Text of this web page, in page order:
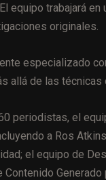
equipo trabajará
originales.
especializado
allá de las
periodistas, el
a Ros
el equipo de